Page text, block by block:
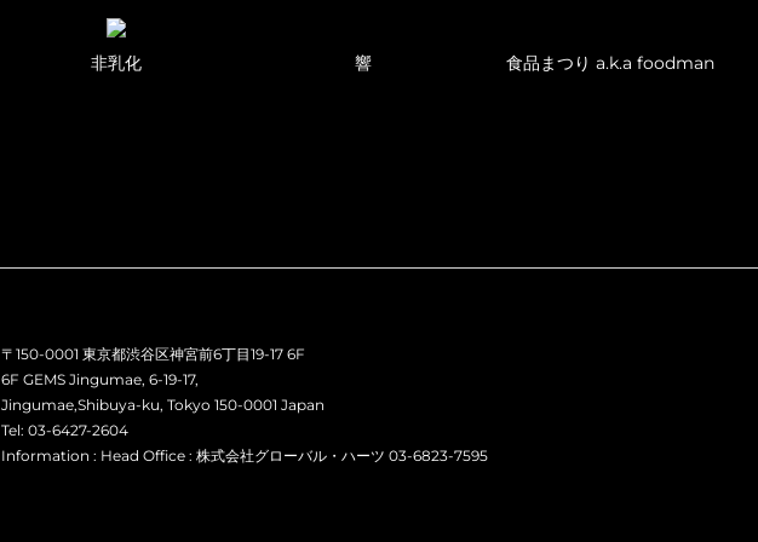
非乳化 響 食品まつり a.k.a foodman
〒150-0001 東京都渋谷区神宮前6丁目19-17 6F
6F GEMS Jingumae, 6-19-17,
Jingumae,Shibuya-ku, Tokyo 150-0001 Japan
Tel: 03-6427-2604
Information : Head Office : 株式会社グローバル・ハーツ 03-6823-7595